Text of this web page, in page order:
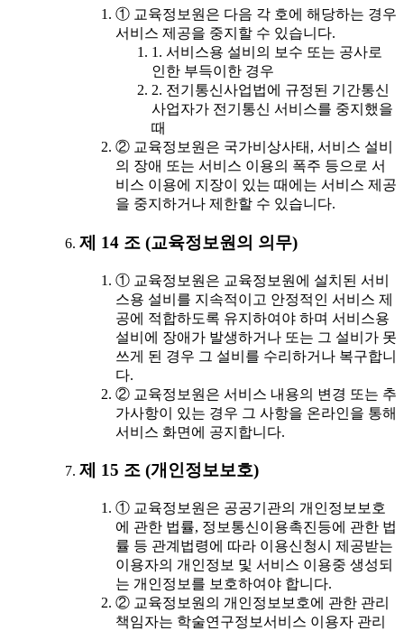
① 교육정보원은 다음 각 호에 해당하는 경우
서비스 제공을 중지할 수 있습니다.
1. 서비스용 설비의 보수 또는 공사로
인한 부득이한 경우
2. 전기통신사업법에 규정된 기간통신
사업자가 전기통신 서비스를 중지했을
때
② 교육정보원은 국가비상사태, 서비스 설비
의 장애 또는 서비스 이용의 폭주 등으로 서
비스 이용에 지장이 있는 때에는 서비스 제공
을 중지하거나 제한할 수 있습니다.
제 14 조 (교육정보원의 의무)
① 교육정보원은 교육정보원에 설치된 서비
스용 설비를 지속적이고 안정적인 서비스 제
공에 적합하도록 유지하여야 하며 서비스용
설비에 장애가 발생하거나 또는 그 설비가 못
쓰게 된 경우 그 설비를 수리하거나 복구합니
다.
② 교육정보원은 서비스 내용의 변경 또는 추
가사항이 있는 경우 그 사항을 온라인을 통해
서비스 화면에 공지합니다.
제 15 조 (개인정보보호)
① 교육정보원은 공공기관의 개인정보보호
에 관한 법률, 정보통신이용촉진등에 관한 법
률 등 관계법령에 따라 이용신청시 제공받는
이용자의 개인정보 및 서비스 이용중 생성되
는 개인정보를 보호하여야 합니다.
② 교육정보원의 개인정보보호에 관한 관리
책임자는 학술연구정보서비스 이용자 관리